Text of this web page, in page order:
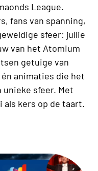
League.
fans van spanning,
sfeer: jullie
van het Atomium
getuige van
animaties die het
sfeer. Met
kers op de taart.